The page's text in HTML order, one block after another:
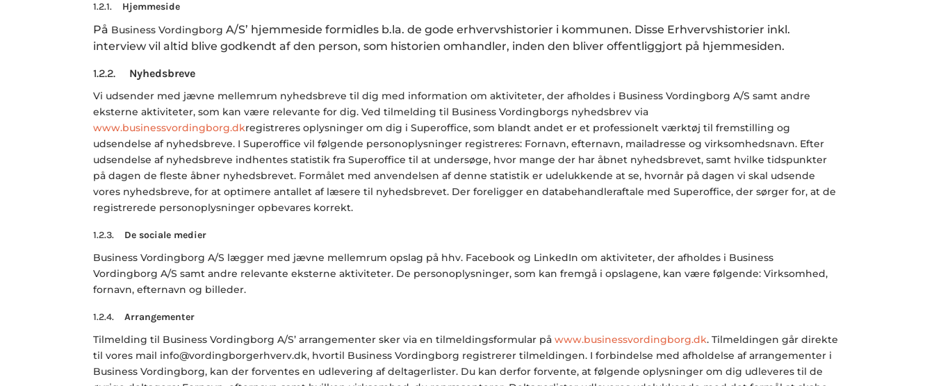
1.2.1. Hjemmeside
På Business Vordingborg A/S’ hjemmeside formidles b.la. de gode erhvervshistorier i kommunen. Disse Erhvervshistorier inkl.
interview vil altid blive godkendt af den person, som historien omhandler, inden den bliver offentliggjort på hjemmesiden.
1.2.2. Nyhedsbreve
Vi udsender med jævne mellemrum nyhedsbreve til dig med information om aktiviteter, der afholdes i Business VordingborgA/S samt andre
eksterne aktiviteter, som kan være relevante for dig. Ved tilmelding til Business Vordingborgs nyhedsbrev via
www.businessvordingborg.dkregistreres oplysninger om dig i Superoffice, som blandt andet er et professionelt værktøj til fremstilling og
udsendelse af nyhedsbreve. I Superoffice vil følgende personoplysninger registreres: Fornavn, efternavn, mailadresse og virksomhedsnavn. Efter
udsendelse af nyhedsbreve indhentes statistik fra Superoffice til at undersøge, hvor mange der har åbnet nyhedsbrevet, samt hvilke tidspunkter
på dagen de fleste åbner nyhedsbrevet. Formålet med anvendelsen af denne statistik er udelukkende at se, hvornår på dagen vi skal udsende
vores nyhedsbreve, for at optimere antallet af læsere til nyhedsbrevet. Der foreligger en databehandleraftale med Superoffice, der sørger for, at de
registrerede personoplysninger opbevares korrekt.
1.2.3. De sociale medier
Business VordingborgA/S lægger med jævne mellemrum opslag på hhv. Facebook og LinkedIn om aktiviteter, der afholdes i Business
VordingborgA/S samt andre relevante eksterne aktiviteter. De personoplysninger, som kan fremgå i opslagene, kan være følgende: Virksomhed,
fornavn, efternavn og billeder.
1.2.4.Arrangementer
Tilmelding til Business Vordingborg A/S’ arrangementer sker via en tilmeldingsformular påwww.businessvordingborg.dk. Tilmeldingen går direkte
til vores mail info@vordingborgerhverv.dk, hvortil Business Vordingborg registrerer tilmeldingen. I forbindelse med afholdelse af arrangementer i
Business Vordingborg, kan der forventes en udlevering af deltagerlister. Du kan derfor forvente, at følgende oplysninger om dig udleveres til de